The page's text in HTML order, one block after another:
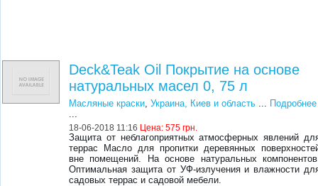
Deck&Teak Oil Покрытие на основе
натуральных масел 0, 75 л
Масляные краски,Украина, Киев и область ... Подробнее
...
18-06-2018 11:16 Цена:575 грн.
Защита от неблагоприятных атмосферных явлений
террас Масло для пропитки деревянных
вне помещений. На основе натуральных
Оптимальная защита от УФ-излучения и влажности
садовых террас и садовой мебели.